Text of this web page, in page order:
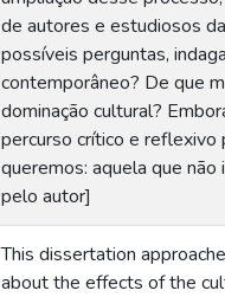
de autores e estudiosos
possíveis perguntas,
contemporâneo? De que
dominação cultural?
percurso crítico e reflexivo
queremos: aquela que
pelo autor]
This dissertation
about the effects of the